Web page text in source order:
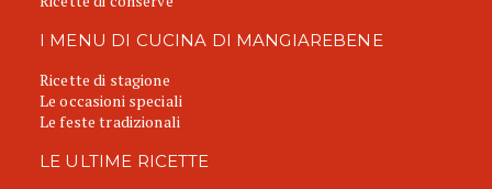
I MENU DI CUCINA DI MANGIAREBENE
Ricette di stagione
Le occasioni speciali
Le feste tradizionali
LE ULTIME RICETTE